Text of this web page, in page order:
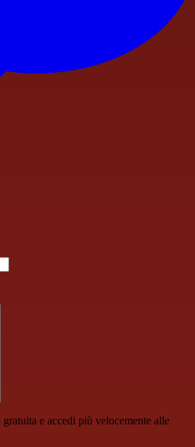
e accedi più velocemente alle